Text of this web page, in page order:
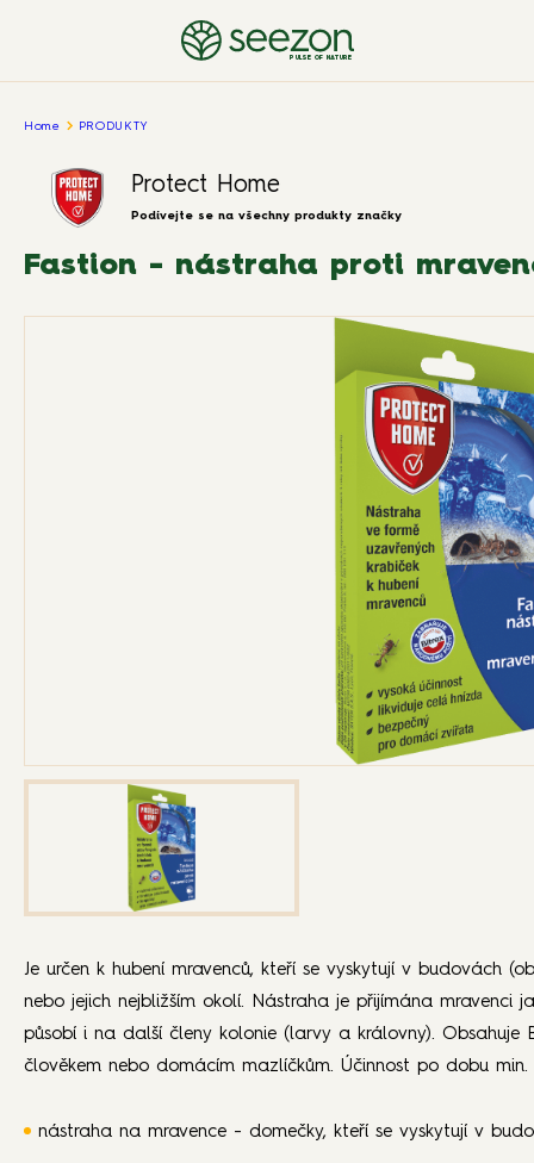
PULSE OF NATURE
Home PRODUKTY
Protect Home
Podívejte se na všechny produkty značky
Fastion - nástraha proti
Je určen k hubení mravenců, kteří se vyskytují v budovách
nebo jejich nejbližším okolí. Nástraha je přijímána mravenci
působí i na další členy kolonie (larvy a královny). Obsahuje
člověkem nebo domácím mazlíčkům. Účinnost po dobu
nástraha na mravence - domečky, kteří se vyskytují v